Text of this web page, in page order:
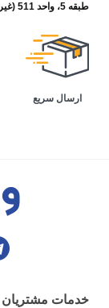
طبقه 5، واحد 511 (غیرفعال)
ارسال سریع
خدمات مشتریان